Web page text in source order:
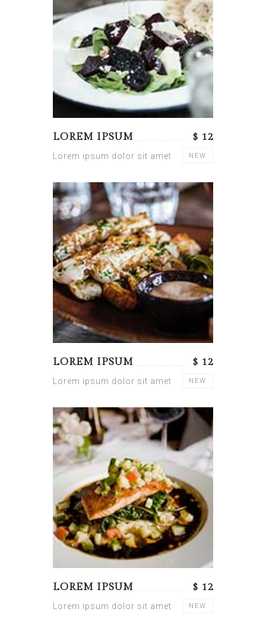
LOREM IPSUM $ 12
Lorem ipsum dolor sit amet NEW
LOREM IPSUM $ 12
Lorem ipsum dolor sit amet NEW
LOREM IPSUM $ 12
Lorem ipsum dolor sit amet NEW